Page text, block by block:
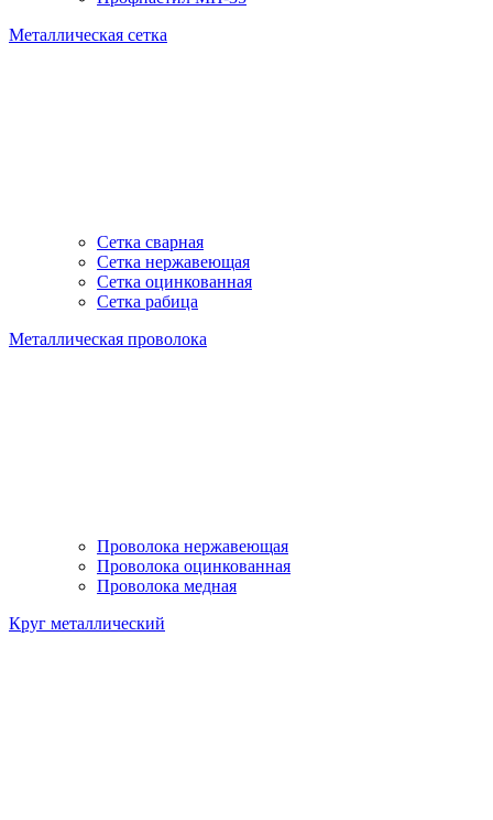
Металлическая сетка
Сетка сварная
Сетка нержавеющая
Сетка оцинкованная
Сетка рабица
Металлическая проволока
Проволока нержавеющая
Проволока оцинкованная
Проволока медная
Круг металлический